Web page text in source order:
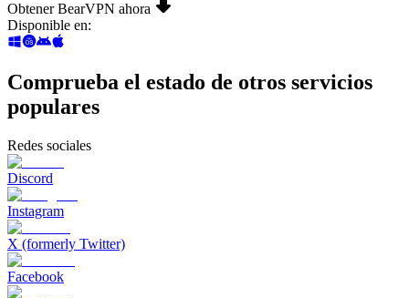
Obtener BearVPN ahora
Disponible en:
Comprueba el estado de otros servicios
populares
Redes sociales
Discord
Instagram
X (formerly Twitter)
Facebook